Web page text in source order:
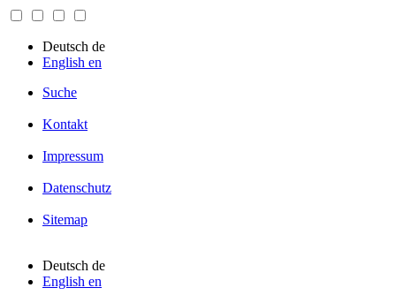
Deutsch de
English en
Suche
Kontakt
Impressum
Datenschutz
Sitemap
Deutsch de
English en